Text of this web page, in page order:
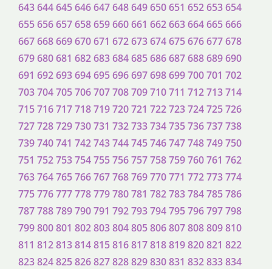
643644645646647648649650651 652653654
655656657658659660661 662663664665666
667668669670671 672673674675676677678
679680681 682683684685686687688689690
691 692693694695696697698699700701 702
703704705706707708709710711 712713714
715716717718719720721 722723724725726
727728729730731 732733734735736737738
739740741 742743744745746747748749750
751 752753754755756757758759760761 762
763764765766767768769770771 772773774
775776777778779780781 782783784785786
787788789790791 792793794795796797798
799800801 802803804805806807808809810
811 812813814815816817818819820821 822
823824825826827828829830831 832833834